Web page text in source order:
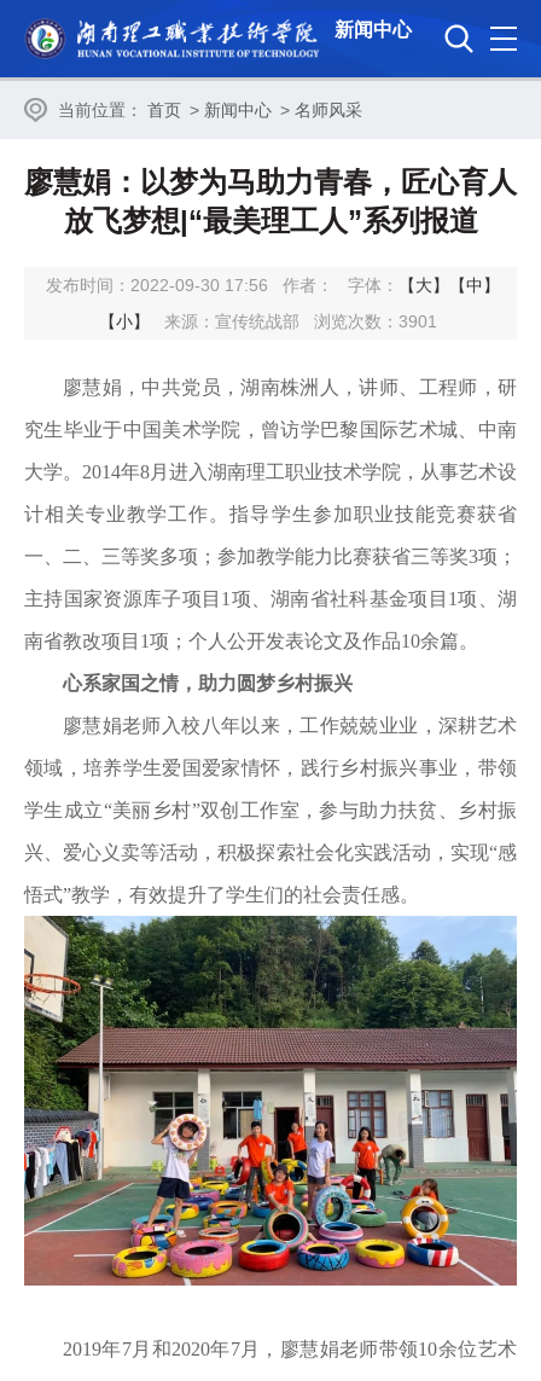
新闻中心
当前位置： 首页 > 新闻中心 > 名师风采
廖慧娟：以梦为马助力青春，匠心育人
放飞梦想|“最美理工人”系列报道
发布时间：2022-09-30 17:56 作者： 字体： 【大】
【中】
【小】
来源：宣传统战部 浏览次数： 3901
廖慧娟，中共党员，湖南株洲人，讲师、工程师，研
究生毕业于中国美术学院，曾访学巴黎国际艺术城、中南
大学。2014年8月进入湖南理工职业技术学院，从事艺术设
计相关专业教学工作。指导学生参加职业技能竞赛获省
一、二、三等奖多项；参加教学能力比赛获省三等奖3项；
主持国家资源库子项目1项、湖南省社科基金项目1项、湖
南省教改项目1项；个人公开发表论文及作品10余篇。
心系家国之情，助力圆梦乡村振兴
廖慧娟老师入校八年以来，工作兢兢业业，深耕艺术
领域，培养学生爱国爱家情怀，践行乡村振兴事业，带领
学生成立“美丽乡村”双创工作室，参与助力扶贫、乡村振
兴、爱心义卖等活动，积极探索社会化实践活动，实现“感
悟式”教学，有效提升了学生们的社会责任感。
2019年7月和2020年7月，廖慧娟老师带领10余位艺术